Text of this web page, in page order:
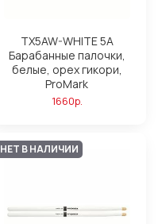
TX5AW-WHITE 5A
Барабанные палочки,
белые, орех гикори,
ProMark
1660р.
НЕТ В НАЛИЧИИ